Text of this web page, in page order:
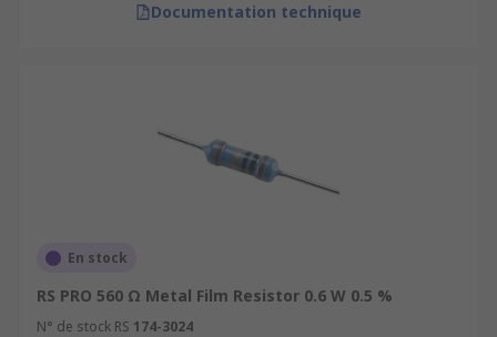
Documentation technique
En stock
RS PRO 560 Ω Metal Film Resistor 0.6 W 0.5 %
N° de stock RS 174-3024